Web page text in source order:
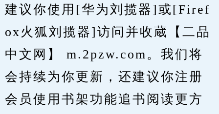
建议你使用[华为刘揽器]或[Firef
ox火狐刘揽器]访问并收蔵【二品
中文网】 m.2pzw.com。我们将
会持续为你更新，还建议你注册
会员使用书架功能追书阅读更方